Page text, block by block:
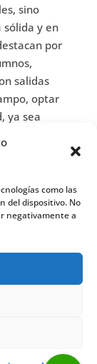
como las
del dispositivo. No
negativamente a
sino
y en
por
salidas
optar
ya sea
paso
en